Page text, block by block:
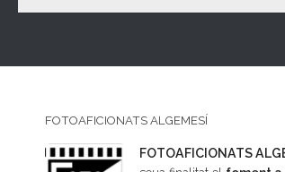
FOTOAFICIONATS ALGEMESÍ
FOTOAFICIONATS